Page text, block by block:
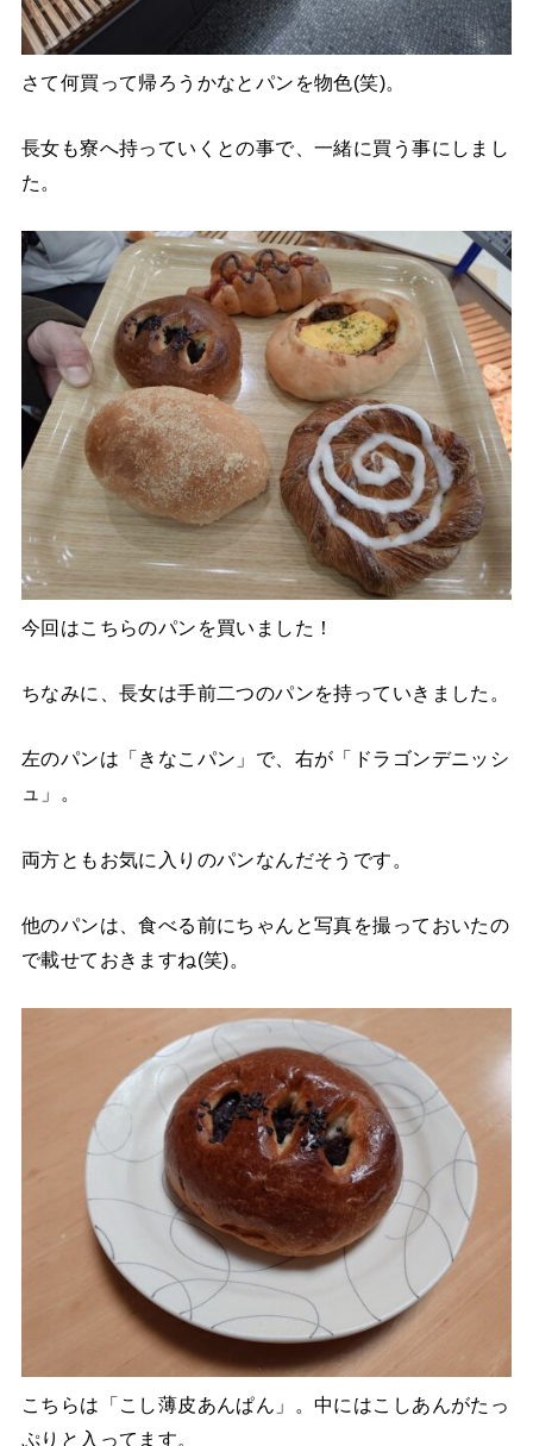
さて何買って帰ろうかなとパンを物色(笑)。
長女も寮へ持っていくとの事で、一緒に買う事にしまし
た。
今回はこちらのパンを買いました！
ちなみに、長女は手前二つのパンを持っていきました。
左のパンは「きなこパン」で、右が「ドラゴンデニッシ
ュ」。
両方ともお気に入りのパンなんだそうです。
他のパンは、食べる前にちゃんと写真を撮っておいたの
で載せておきますね(笑)。
こちらは「こし薄皮あんぱん」。中にはこしあんがたっ
ぷりと入ってます。